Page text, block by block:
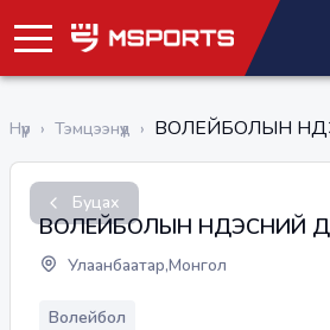
Нүүр › Тэмцээнүүд › ВОЛЕЙБОЛЫН
Буцах
ВОЛЕЙБОЛЫН ҮНДЭСНИЙ
Улаанбаатар,Монгол
Волейбол